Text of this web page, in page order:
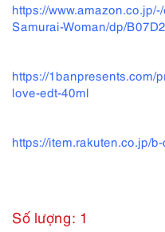
https://
Samurai-Woman/dp/
https://1banpresents.com/
love-edt-40ml
https://item.rakuten.co.jp/
Số lượng: 1